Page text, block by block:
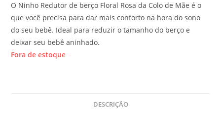
O Ninho Redutor de berço Floral Rosa da Colo de Mãe é o
que você precisa para dar mais conforto na hora do sono
do seu bebê. Ideal para reduzir o tamanho do berço e
deixar seu bebê aninhado.
Fora de estoque
DESCRIÇÃO